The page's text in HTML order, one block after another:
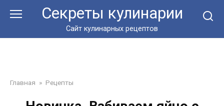
Секреты кулинарии
Сайт кулинарных рецептов
Главная » Рецепты